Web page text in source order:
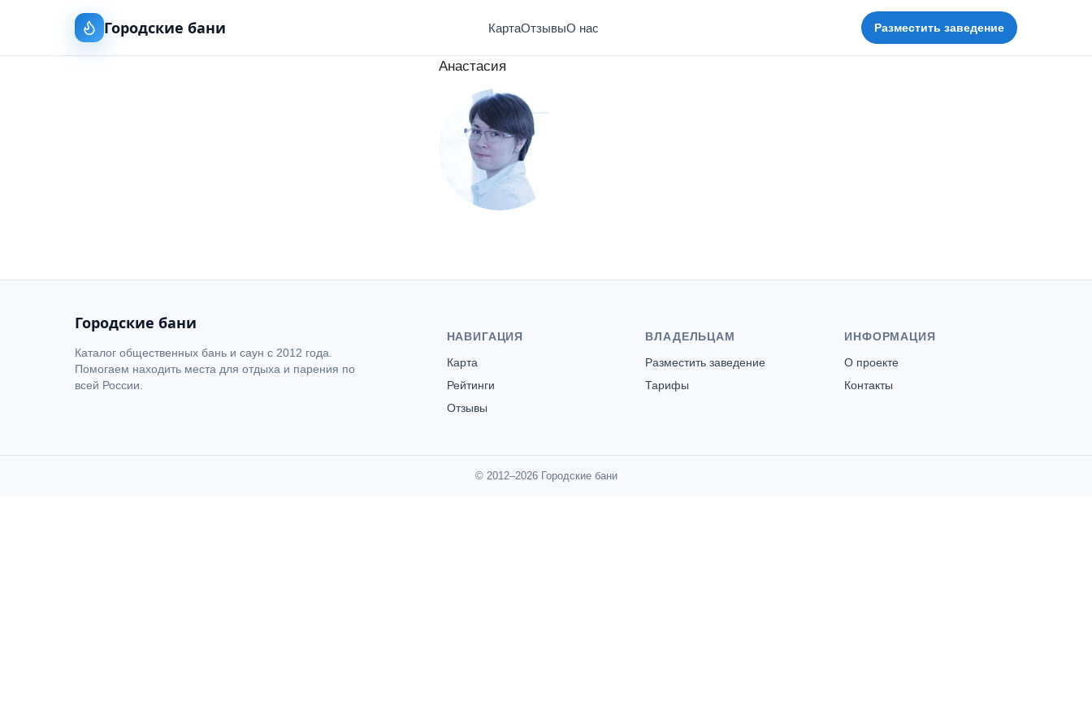
Городские бани КартаОтзывыО нас Разместить заведение
Анастасия
Городские бани
Каталог общественных бань и саун с 2012 года.
Помогаем находить места для отдыха и парения по
всей России.
НАВИГАЦИЯ
Карта
Рейтинги
Отзывы
ВЛАДЕЛЬЦАМ
Разместить заведение
Тарифы
ИНФОРМАЦИЯ
О проекте
Контакты
© 2012–2026 Городские бани